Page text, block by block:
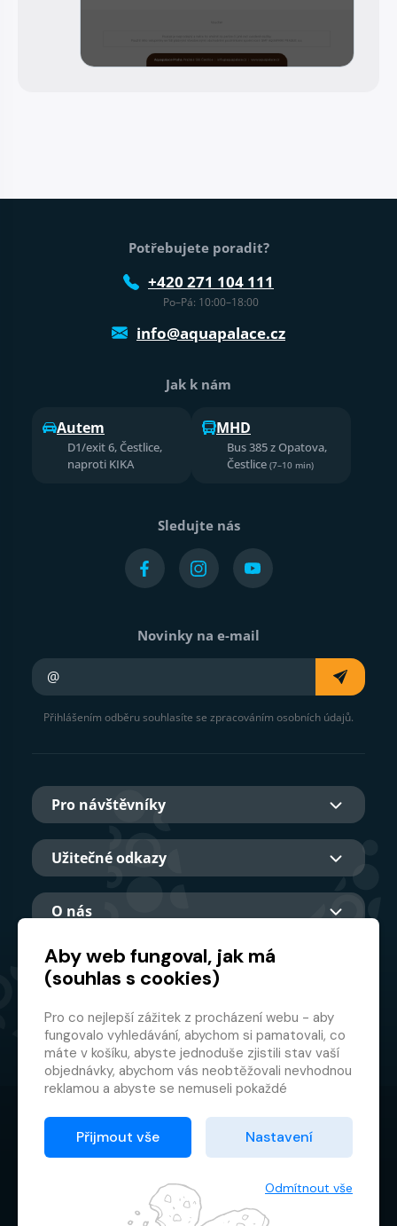
Patička webu
Potřebujete poradit?
+420 271 104 111
Po–Pá: 10:00–18:00
info@aquapalace.cz
Jak k nám
Autem
D1/exit 6, Čestlice,
naproti KIKA
MHD
Bus 385 z Opatova,
Čestlice (7–10 min)
Sledujte nás
Novinky na e-mail
Přihlášením odběru souhlasíte se zpracováním osobních údajů.
Pro návštěvníky
Užitečné odkazy
O nás
Hlavní partner
© 2026 GMF Aquapark Prague, a.s.
Ochrana osobních údajů
Smluvní podmínky
Správce cookies souborů
Aby web fungoval, jak má
(souhlas s cookies)
Pro co nejlepší zážitek z procházení webu - aby
fungovalo vyhledávání, abychom si pamatovali, co
máte v košíku, abyste jednoduše zjistili stav vaší
objednávky, abychom vás neobtěžovali nevhodnou
reklamou a abyste se nemuseli pokaždé
Proto od vás potřebujeme souhlas se
zpracováním souborů cookies
Děkujeme, že nám ho dáte a pomůžete nám tak
Přijmout vše Nastavení
Odmítnout vše